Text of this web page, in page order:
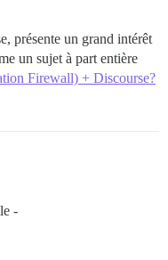
présente un grand intérêt
un sujet à part entière
Firewall) + Discourse?
-